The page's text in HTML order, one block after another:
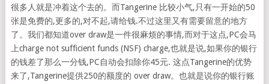
很多人就是冲着这个去的。而Tangerine 比较小气,只有一开始的50
张是免费的,更多的,对不起,请给钱.不过这里又有需要留意的地方
了。我们都知道over draw是一件很麻烦的事情,而对于这点,PC会马
上charge not sufficient funds (NSF) charge,也就是说,如果你的银行
的钱差了那么一分钱,PC自动会扣除你45元. 这点Tangerine的优势
来了,Tangerine提供250的额度的 over draw。也就是说你的银行账